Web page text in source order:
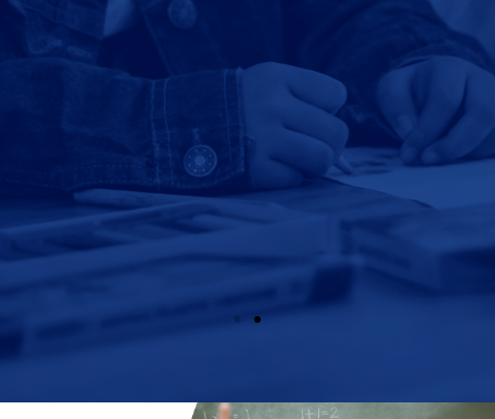
Analizar y aplica las técnicas y herramientas de la